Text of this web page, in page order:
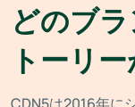
どのブ
トーリ